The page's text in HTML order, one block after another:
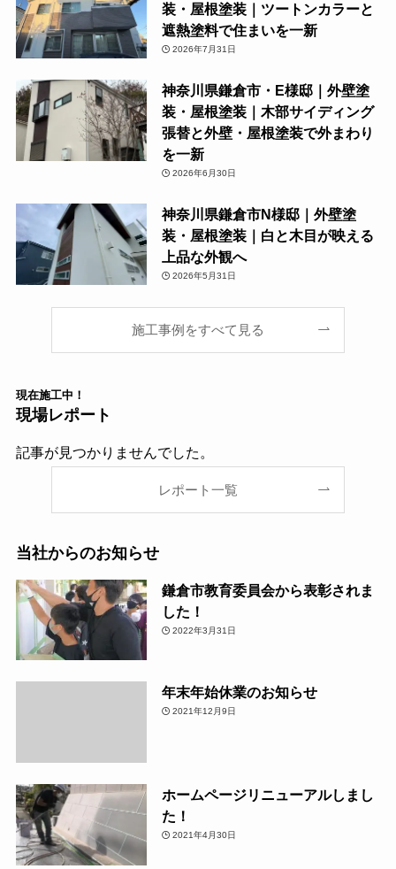
装・屋根塗装｜ツートンカラーと
遮熱塗料で住まいを一新
2026年7月31日
神奈川県鎌倉市・E様邸｜外壁塗
装・屋根塗装｜木部サイディング
張替と外壁・屋根塗装で外まわり
を一新
2026年6月30日
神奈川県鎌倉市N様邸｜外壁塗
装・屋根塗装｜白と木目が映える
上品な外観へ
2026年5月31日
施工事例をすべて見る
現在施工中！
現場レポート
記事が見つかりませんでした。
レポート一覧
当社からのお知らせ
鎌倉市教育委員会から表彰されま
した！
2022年3月31日
年末年始休業のお知らせ
2021年12月9日
ホームページリニューアルしまし
た！
2021年4月30日